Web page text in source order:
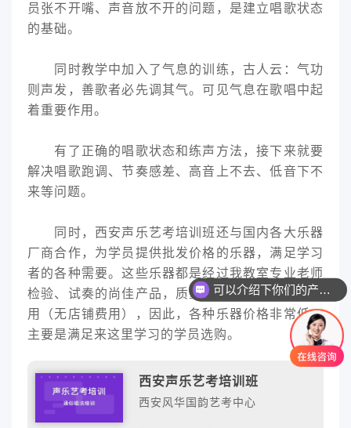
员张不开嘴、声音放不开的问题，是建立唱歌状态
的基础。
同时教学中加入了气息的训练，古人云：气功
则声发，善歌者必先调其气。可见气息在歌唱中起
着重要作用。
有了正确的唱歌状态和练声方法，接下来就要
解决唱歌跑调、节奏感差、高音上不去、低音下不
来等问题。
同时，西安声乐艺考培训班还与国内各大乐器
厂商合作，为学员提供批发价格的乐器，满足学习
者的各种需要。这些乐器都是经过我教室专业老师
检验、试奏的尚佳产品，质量有保证，剔除店铺费
用（无店铺费用），因此，各种乐器价格非常低，
主要是满足来这里学习的学员选购。
西安声乐艺考培训班
西安风华国韵艺考中心
可以介绍下你们的产品么